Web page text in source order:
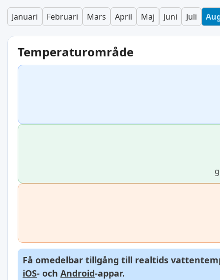
Januari Februari Mars April Maj Juni Juli
Temperaturområde
Få omedelbar tillgång till realtids
iOS- och Android-appar.